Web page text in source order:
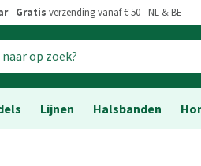
Gratis verzending vanaf € 50 - NL & BE
Lijnen Halsbanden